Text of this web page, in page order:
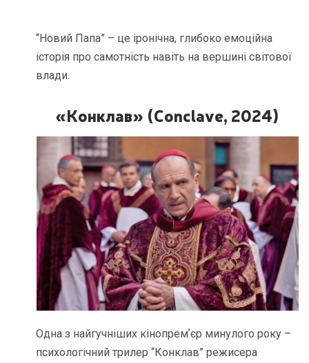
“Новий Папа” – це іронічна, глибоко емоційна
історія про самотність навіть на вершині світової
влади.
«Конклав» (Conclave, 2024)
Одна з найгучніших кінопремʼєр минулого року –
психологічний трилер “Конклав” режисера